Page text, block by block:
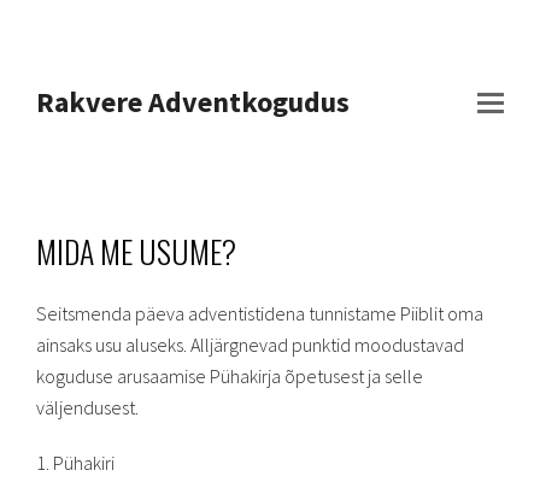
Rakvere Adventkogudus
MIDA ME USUME?
Seitsmenda päeva adventistidena tunnistame Piiblit oma
ainsaks usu aluseks. Alljärgnevad punktid moodustavad
koguduse arusaamise Pühakirja õpetusest ja selle
väljendusest.
1. Pühakiri